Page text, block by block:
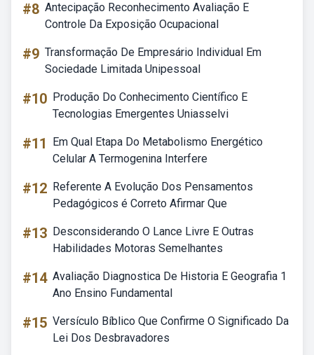
#8 Antecipação Reconhecimento Avaliação E
Controle Da Exposição Ocupacional
#9 Transformação De Empresário Individual Em
Sociedade Limitada Unipessoal
#10 Produção Do Conhecimento Científico E
Tecnologias Emergentes Uniasselvi
#11
Em Qual Etapa Do Metabolismo Energético
Celular A Termogenina Interfere
#12 Referente A Evolução Dos Pensamentos
Pedagógicos é Correto Afirmar Que
#13 Desconsiderando O Lance Livre E Outras
Habilidades Motoras Semelhantes
#14 Avaliação Diagnostica De Historia E Geografia 1
Ano Ensino Fundamental
#15 Versículo Bíblico Que Confirme O Significado Da
Lei Dos Desbravadores